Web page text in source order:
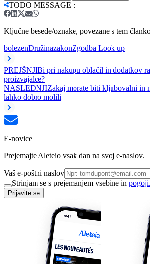
TODO MESSAGE :
Ključne besede/oznake, povezane s tem
bolezenDružinazakonZgodba Look up
PREJŠNJIBi pri nakupu oblačil in dodatkov
proizvajalce?
NASLEDNJIZakaj morate biti kljubovalni in
lahko dobro molili
E-novice
Prejemajte Aleteio vsak dan na svoj e-naslov.
Vaš e-poštni naslov
Strinjam se s prejemanjem vsebine in pogoji.
Prijavite se